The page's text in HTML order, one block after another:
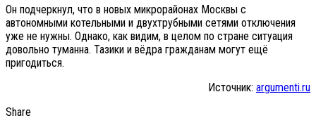
Он подчеркнул, что в новых микрорайонах Москвы с
автономными котельными и двухтрубными сетями отключения
уже не нужны. Однако, как видим, в целом по стране ситуация
довольно туманна. Тазики и вёдра гражданам могут ещё
пригодиться.
Источник: argumenti.ru
Share